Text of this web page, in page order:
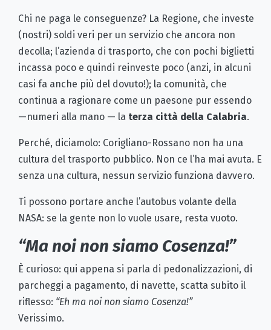
Chi ne paga le conseguenze? La Regione, che investe
(nostri) soldi veri per un servizio che ancora non
decolla; l’azienda di trasporto, che con pochi biglietti
incassa poco e quindi reinveste poco (anzi, in alcuni
casi fa anche più del dovuto!); la comunità, che
continua a ragionare come un paesone pur essendo
—numeri alla mano — la terza città della Calabria.
Perché, diciamolo: Corigliano-Rossano non ha una
cultura del trasporto pubblico. Non ce l’ha mai avuta. E
senza una cultura, nessun servizio funziona davvero.
Ti possono portare anche l’autobus volante della
NASA: se la gente non lo vuole usare, resta vuoto.
“Ma noi non siamo Cosenza!”
È curioso: qui appena si parla di pedonalizzazioni, di
parcheggi a pagamento, di navette, scatta subito il
riflesso: “Eh ma noi non siamo Cosenza!”
Verissimo.